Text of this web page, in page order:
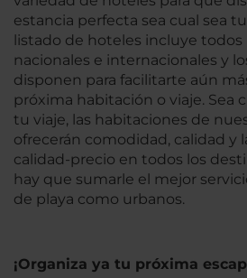
estancia perfecta sea cual sea
listado de hoteles incluye
nacionales e internacionales y
disponen para facilitarte aún
próxima habitación o viaje. Sea
tu viaje, las habitaciones de
ofrecerán comodidad, calidad y
calidad-precio en todos los
hay que sumarle el mejor
de playa como urbanos.
¡Organiza ya tu próxima